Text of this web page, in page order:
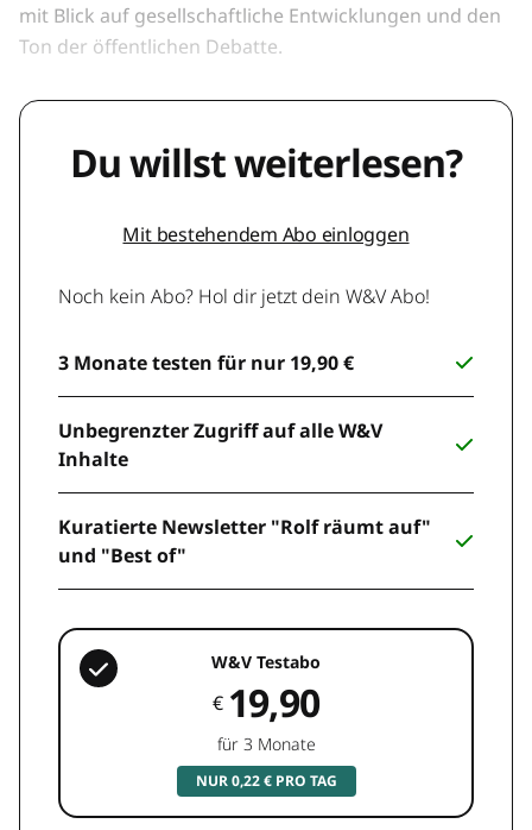
mit Blick auf gesellschaftliche Entwicklungen und den
Ton der öffentlichen Debatte.
Du willst weiterlesen?
Mit bestehendem Abo einloggen
Noch kein Abo? Hol dir jetzt dein W&V Abo!
3 Monate testen für nur 19,90 €
Unbegrenzter Zugriff auf alle W&V
Inhalte
Kuratierte Newsletter "Rolf räumt auf"
und "Best of"
W&V Testabo
€ 19,90
für 3 Monate
NUR 0,22 € PRO TAG